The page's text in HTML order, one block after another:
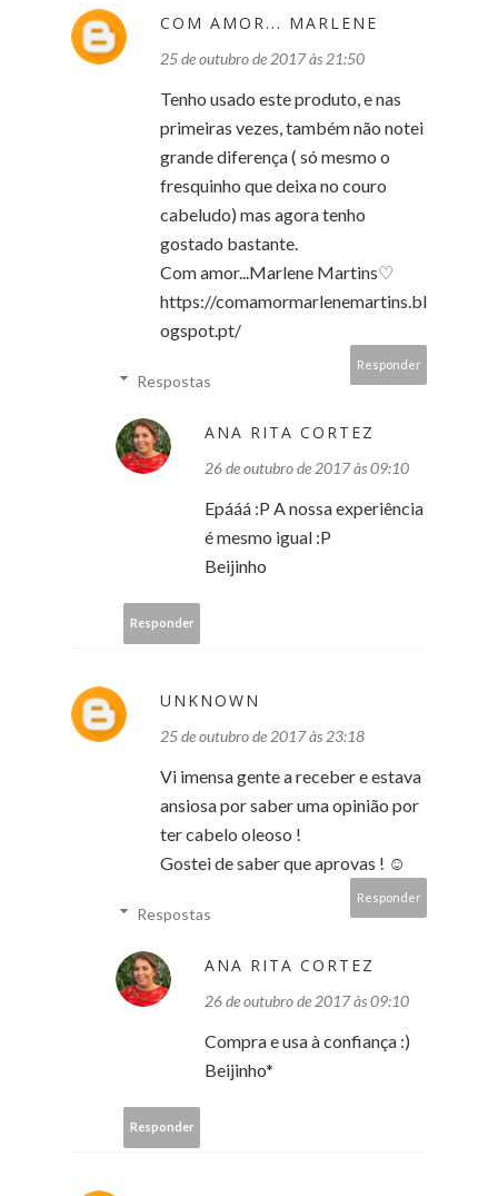
COM AMOR... MARLENE
25 de outubro de 2017 às 21:50
Tenho usado este produto, e nas
primeiras vezes, também não notei
grande diferença ( só mesmo o
fresquinho que deixa no couro
cabeludo) mas agora tenho
gostado bastante.
Com amor...Marlene Martins♡
https://comamormarlenemartins.bl
ogspot.pt/
Responder
Respostas
ANA RITA CORTEZ
26 de outubro de 2017 às 09:10
Epááá :P A nossa experiência
é mesmo igual :P
Beijinho
Responder
UNKNOWN
25 de outubro de 2017 às 23:18
Vi imensa gente a receber e estava
ansiosa por saber uma opinião por
ter cabelo oleoso !
Gostei de saber que aprovas ! ☺️
Responder
Respostas
ANA RITA CORTEZ
26 de outubro de 2017 às 09:10
Compra e usa à confiança :)
Beijinho*
Responder